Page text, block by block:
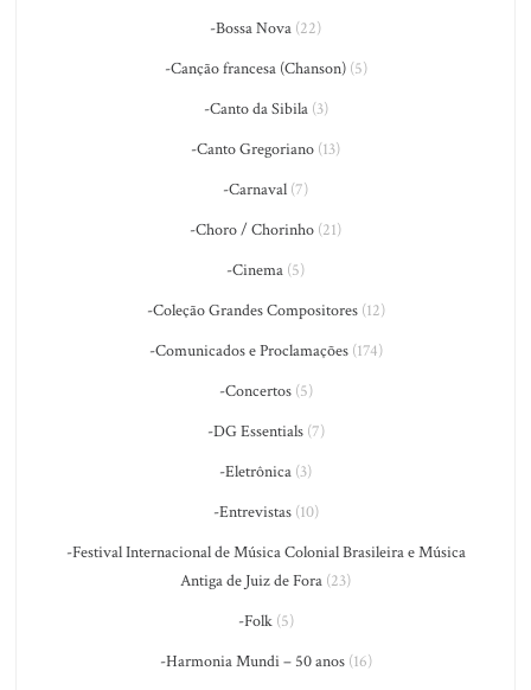
-Bossa Nova (22)
-Canção francesa (Chanson)(5)
-Canto da Sibila(3)
-Canto Gregoriano (13)
-Carnaval (7)
-Choro / Chorinho (21)
-Cinema (5)
-Coleção Grandes Compositores(12)
-Comunicados e Proclamações(174)
-Concertos(5)
-DG Essentials(7)
-Eletrônica (3)
-Entrevistas(10)
-Festival Internacional de Música Colonial Brasileira e Música
Antiga de Juiz de Fora (23)
-Folk(5)
-Harmonia Mundi – 50 anos(16)